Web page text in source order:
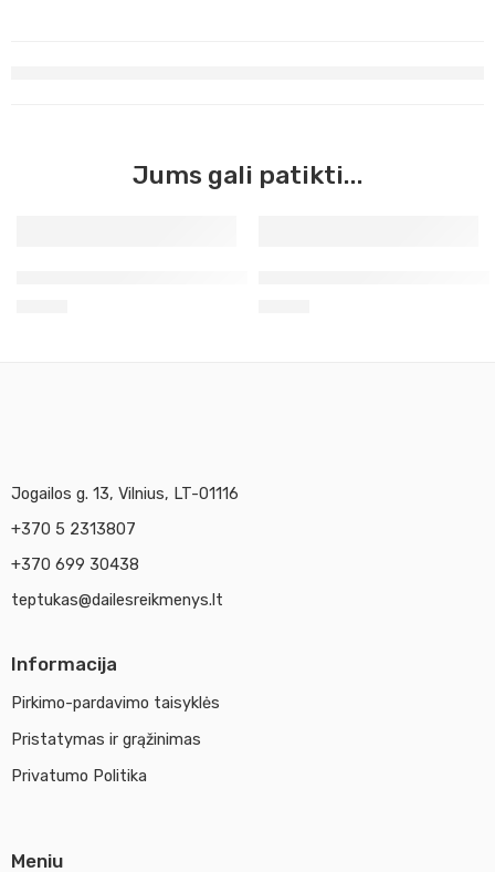
Jums gali patikti...
Jogailos g. 13, Vilnius, LT-01116
+370 5 2313807
+370 699 30438
teptukas@dailesreikmenys.lt
Informacija
Pirkimo-pardavimo taisyklės
Pristatymas ir grąžinimas
Privatumo Politika
Meniu